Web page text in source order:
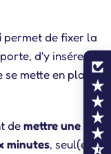
permet de fixer la
d'y insérer
se mette en place
demettre une
minutes, seul(e)